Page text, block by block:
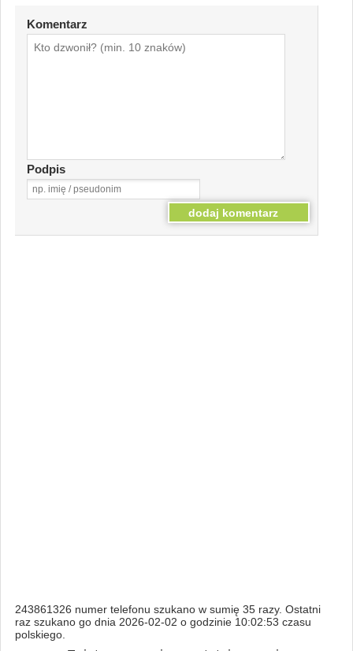
Komentarz
Podpis
243861326 numer telefonu szukano w sumię 35 razy. Ostatni
raz szukano go dnia 2026-02-02 o godzinie 10:02:53 czasu
polskiego.